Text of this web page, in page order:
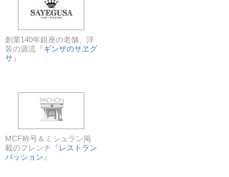
創業140年銀座の老舗、洋
装の源流『ギンザのサヱグ
サ 』
MCF称号＆ミシュラン掲
載のフレンチ『レストラン
パッション 』